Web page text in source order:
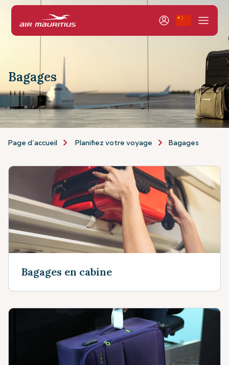
Bagages
Page d’accueil Planifiez votre voyage Bagages
Bagages en cabine